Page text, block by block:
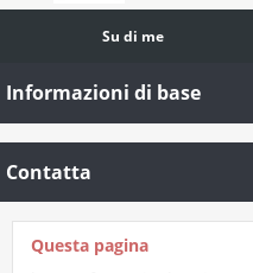
Su di me
Informazioni di base
Contatta
Questa pagina